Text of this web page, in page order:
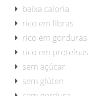
baixa caloria
rico em fibras
rico em gorduras
rico em proteínas
sem açúcar
sem glúten